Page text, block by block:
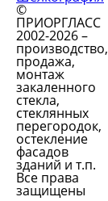
©
ПРИОРГЛАСС
2002-2026 –
производство,
продажа,
монтаж
закаленного
стекла,
стеклянных
перегородок,
остекление
фасадов
зданий и т.п.
Все права
защищены